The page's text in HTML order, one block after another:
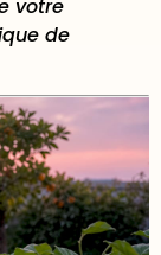
votre
de